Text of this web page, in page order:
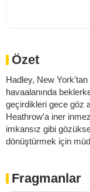
Özet
Hadley, New York'tan
havaalanında
geçirdikleri gece göz
Heathrow'a iner
imkansız gibi
dönüştürmek için
Fragmanlar